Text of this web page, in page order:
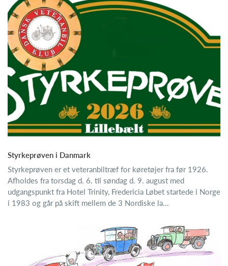
Styrkeprøven i Danmark
Styrkeprøven er et veteranbiltræf for køretøjer fra før 1926.
Afholdes fra torsdag d. 6. til søndag d. 9. august med
udgangspunkt fra Hotel Trinity, Fredericia Løbet startede i Norge
i 1983 og går på skift mellem de 3 Nordiske la...